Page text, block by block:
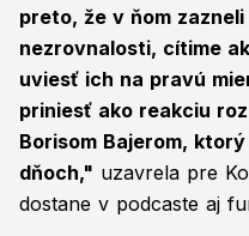
preto, že v ňom
nezrovnalosti, cítime
uviesť ich na pravú
priniesť ako reakciu
Borisom Bajerom,
dňoch," uzavrela pre
dostane v podcaste aj